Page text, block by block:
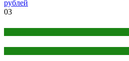
рублей
03